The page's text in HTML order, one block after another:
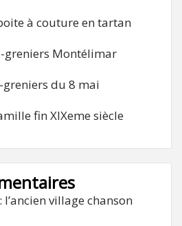
à couture en tartan
greniers Montélimar
greniers du 8 mai
fin XIXeme siècle
l’ancien village chanson